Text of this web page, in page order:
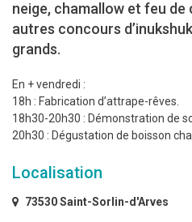
neige, chamallow et feu
autres concours
grands.
En + vendredi :
18h : Fabrication d’attrape-rêves.
18h30-20h30 : Démonstration de
20h30 : Dégustation de boisson
Localisation
73530 Saint-Sorlin-d'Arves